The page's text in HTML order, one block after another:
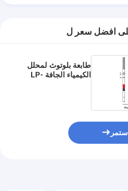
افضل سعر ل
طابعة بلوتوث لمحلل
الكيمياء الجافة LP-
استمر